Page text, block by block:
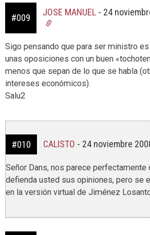
#009
JOSE MANUEL - 24
Sigo pensando que para ser ministro
unas oposiciones con un buen
menos que sepan de lo que se habla
intereses económicos).
Salu2
#010 CALISTO - 24 noviembre
Señor Dans, nos parece
defienda usted sus opiniones, pero se
en la versión virtual de Jiménez